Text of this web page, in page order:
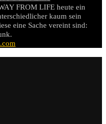
FROM LIFE heute ein
kaum sein
eine Sache vereint sind: